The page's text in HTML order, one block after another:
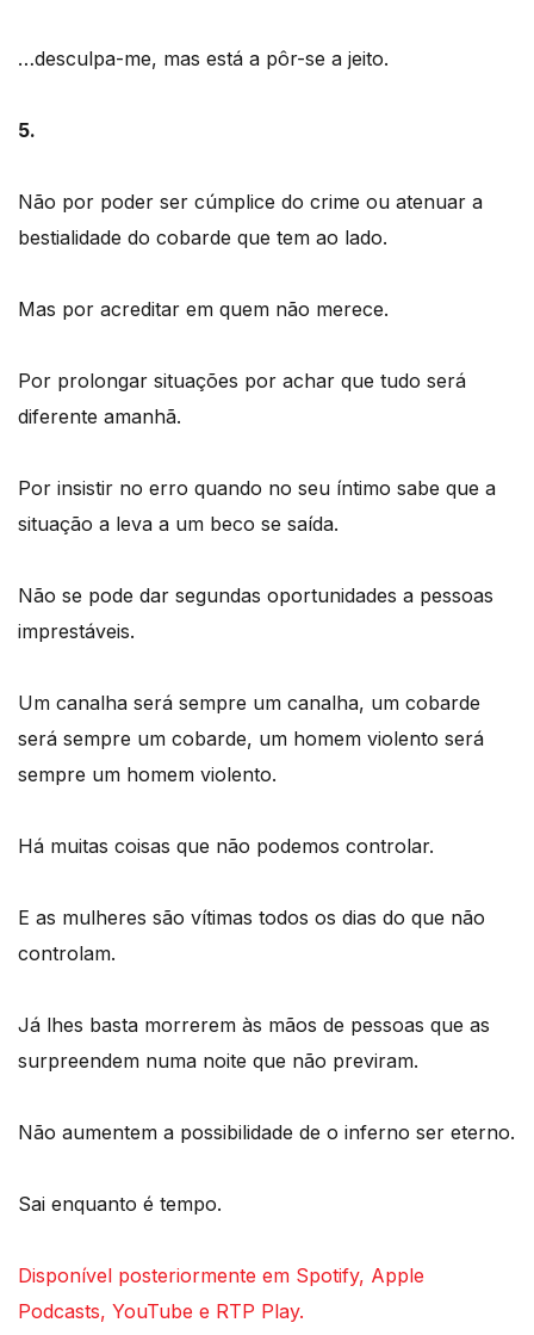
…desculpa-me, mas está a pôr-se a jeito.
5.
Não por poder ser cúmplice do crime ou atenuar a
bestialidade do cobarde que tem ao lado.
Mas por acreditar em quem não merece.
Por prolongar situações por achar que tudo será
diferente amanhã.
Por insistir no erro quando no seu íntimo sabe que a
situação a leva a um beco se saída.
Não se pode dar segundas oportunidades a pessoas
imprestáveis.
Um canalha será sempre um canalha, um cobarde
será sempre um cobarde, um homem violento será
sempre um homem violento.
Há muitas coisas que não podemos controlar.
E as mulheres são vítimas todos os dias do que não
controlam.
Já lhes basta morrerem às mãos de pessoas que as
surpreendem numa noite que não previram.
Não aumentem a possibilidade de o inferno ser eterno.
Sai enquanto é tempo.
Disponível posteriormente em Spotify, Apple
Podcasts, YouTube e RTP Play.